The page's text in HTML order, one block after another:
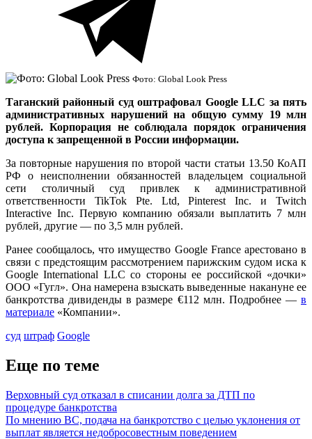
Фото: Global Look Press
Таганский районный суд оштрафовал Google LLC за пять
административных нарушений на общую сумму 19 млн
рублей. Корпорация не соблюдала порядок ограничения
доступа к запрещенной в России информации.
За повторные нарушения по второй части статьи 13.50 КоАП
РФ о неисполнении обязанностей владельцем социальной
сети столичный суд привлек к административной
ответственности TikTok Pte. Ltd, Pinterest Inc. и Twitch
Interactive Inc. Первую компанию обязали выплатить 7 млн
рублей, другие — по 3,5 млн рублей.
Ранее сообщалось, что имущество Google France арестовано в
связи с предстоящим рассмотрением парижским судом иска к
Google International LLC со стороны ее российской «дочки»
ООО «Гугл». Она намерена взыскать выведенные накануне ее
банкротства дивиденды в размере €112 млн. Подробнее — в
материале «Компании».
суд штраф Google
Еще по теме
Верховный суд отказал в списании долга за ДТП по
процедуре банкротства
По мнению ВС, подача на банкротство с целью уклонения от
выплат является недобросовестным поведением